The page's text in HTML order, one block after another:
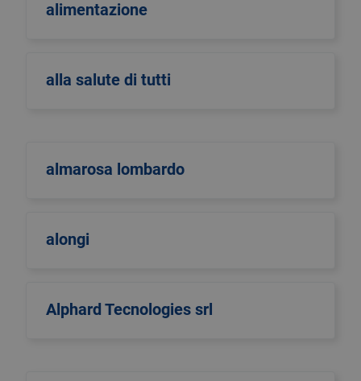
alimentazione
alla salute di tutti
almarosa lombardo
alongi
Alphard Tecnologies srl